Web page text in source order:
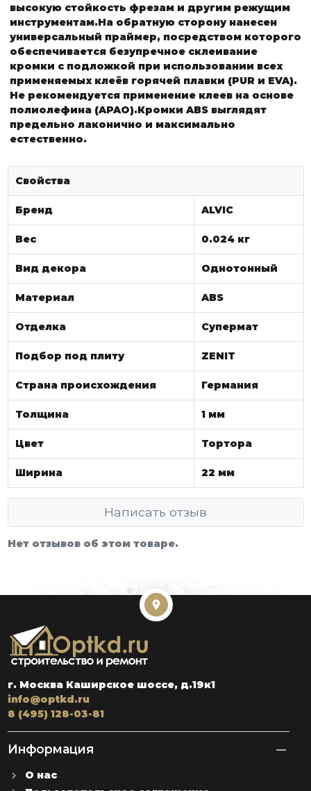
высокую стойкость фрезам и другим режущим
инструментам.На обратную сторону нанесен
универсальный праймер, посредством которого
обеспечивается безупречное склеивание
кромки с подложкой при использовании всех
применяемых клеёв горячей плавки (PUR и EVA).
Не рекомендуется применение клеев на основе
полиолефина (APAO).Кромки ABS выглядят
предельно лаконично и максимально
естественно.
Свойства
Бренд ALVIC
Вес 0.024 кг
Вид декора Однотонный
Материал ABS
Отделка Супермат
Подбор под плиту ZENIT
Страна происхождения Германия
Толщина 1 мм
Цвет Тортора
Ширина 22 мм
Написать отзыв
Нет отзывов об этом товаре.
г. Москва Каширское шоссе, д.19к1
info@optkd.ru
8 (495) 128-03-81
Информация
О нас